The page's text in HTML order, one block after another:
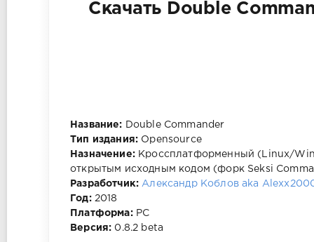
Скачать Double
Название:
Double Commander
Тип издания: Opensource
Назначение: Кроссплатформенный (Linux/
открытым исходным кодом (форк Seksi
Разработчик: Александр Коблов aka
Год: 2018
Платформа: PC
Версия: 0.8.2 beta